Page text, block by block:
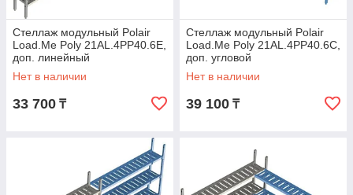
Стеллаж модульный Polair
Load.Me Poly 21AL.4PP40.6Е,
доп. линейный
Нет в наличии
33 700 ₸
Стеллаж модульный Polair
Load.Me Poly 21AL.4PP40.6C,
доп. угловой
Нет в наличии
39 100 ₸